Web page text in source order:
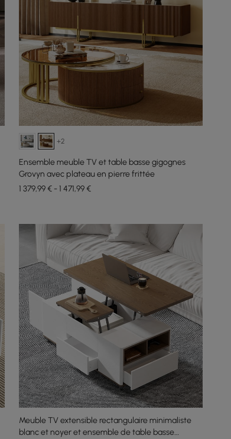
+2
Ensemble meuble TV et table basse gigognes
Grovyn avec plateau en pierre frittée
1 379,99 € - 1 471,99 €
Meuble TV extensible rectangulaire minimaliste
blanc et noyer et ensemble de table basse